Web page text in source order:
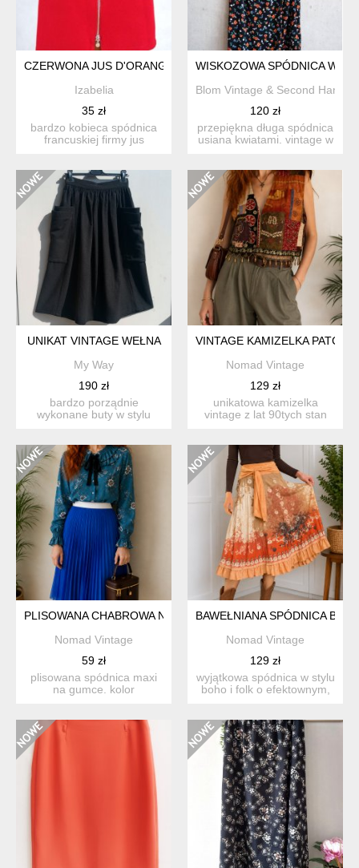
CZERWONA JUS D'ORANGE
Izabelia
35 zł
bardzo kobieca spódnica
francuskiej firmy jus
WISKOZOWA SPÓDNICA W
Blom Vintage & Second Hand
120 zł
przepiękna długa spódnica
usiana kwiatami. vintage w
UNIKAT VINTAGE WEŁNA
My Way
190 zł
bardzo porządnie
wykonane buty w stylu
VINTAGE KAMIZELKA
Nomad Vintage
129 zł
unikatowa kamizelka
vintage z lat 90tych stan
PLISOWANA CHABROWA NIEBIESKA DŁUGA SPÓDNICA MAXI
Nomad Vintage
59 zł
plisowana spódnica maxi
na gumce. kolor
BAWEŁNIANA SPÓDNICA
Nomad Vintage
129 zł
wyjątkowa spódnica w stylu
boho i folk o efektownym,